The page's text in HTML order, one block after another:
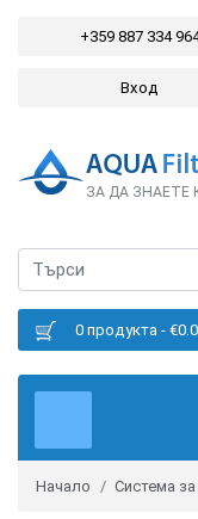
+359 887 334
Вход
ЗА ДА ЗНАЕТЕ
0 продукта -
Начало Система